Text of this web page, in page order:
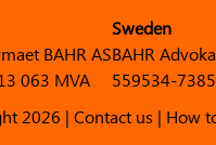
BAHR AS
063 MVA
Sweden
BAHR
559534-7385
2026 | Contact us | How